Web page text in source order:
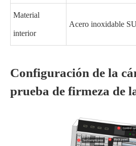
Material
interior
Acero inoxidable
Configuración de la
prueba de firmeza de